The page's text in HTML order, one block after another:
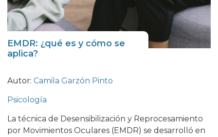
EMDR: ¿qué es y cómo se
aplica?
Autor: Camila Garzón Pinto
Psicología
La técnica de Desensibilización y Reprocesamiento
por Movimientos Oculares (EMDR) se desarrolló en